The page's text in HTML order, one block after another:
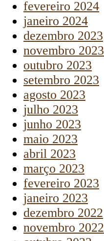
fevereiro 2024
janeiro 2024
dezembro 2023
novembro 2023
outubro 2023
setembro 2023
agosto 2023
julho 2023
junho 2023
maio 2023
abril 2023
março 2023
fevereiro 2023
janeiro 2023
dezembro 2022
novembro 2022